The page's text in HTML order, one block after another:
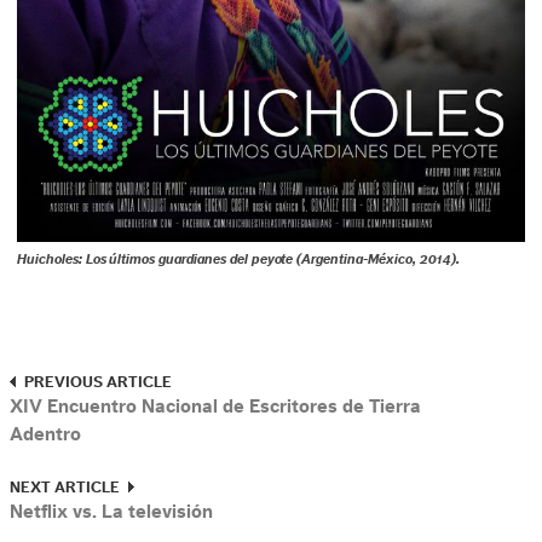
Huicholes: Los últimos guardianes del peyote (Argentina-México, 2014).
PREVIOUS ARTICLE
XIV Encuentro Nacional de Escritores de Tierra
Adentro
NEXT ARTICLE
Netflix vs. La televisión